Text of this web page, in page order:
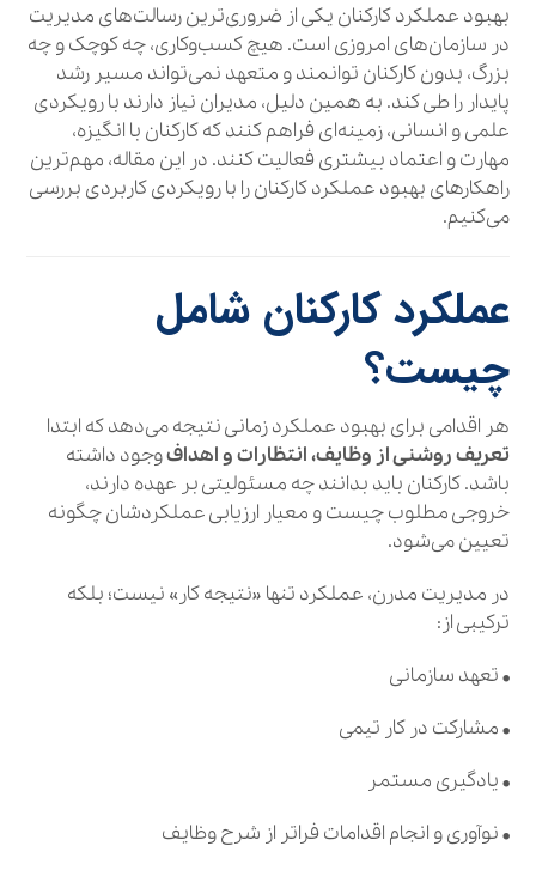
بهبود عملکرد کارکنان یکی از ضروری‌ترین رسالت‌های مدیریت
در سازمان‌های امروزی است. هیچ کسب‌وکاری، چه کوچک و چه
بزرگ، بدون کارکنان توانمند و متعهد نمی‌تواند مسیر رشد
پایدار را طی کند. به همین دلیل، مدیران نیاز دارند با رویکردی
علمی و انسانی، زمینه‌ای فراهم کنند که کارکنان با انگیزه،
مهارت و اعتماد بیشتری فعالیت کنند. در این مقاله، مهم‌ترین
راهکارهای بهبود عملکرد کارکنان را با رویکردی کاربردی بررسی
می‌کنیم.
عملکرد کارکنان شامل
چیست؟
هر اقدامی برای بهبود عملکرد زمانی نتیجه می‌دهد که ابتدا
تعریف روشنی از وظایف، انتظارات و اهدافوجود داشته
باشد. کارکنان باید بدانند چه مسئولیتی بر عهده دارند،
خروجی مطلوب چیست و معیار ارزیابی عملکردشان چگونه
تعیین می‌شود.
در مدیریت مدرن، عملکرد تنها «نتیجه کار» نیست؛ بلکه
ترکیبی از:
• تعهد سازمانی
• مشارکت در کار تیمی
• یادگیری مستمر
• نوآوری و انجام اقدامات فراتر از شرح وظایف